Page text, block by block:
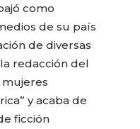
como
de su país
de diversas
redacción del
y acaba de
ficción